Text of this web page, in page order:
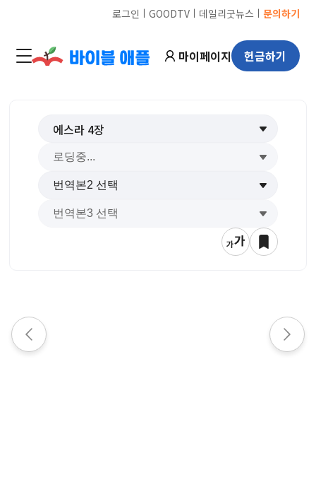
로그인 ㅣ GOODTVㅣ 데일리굿뉴스 ㅣ 문의하기
마이페이지 헌금하기
에스라 4장